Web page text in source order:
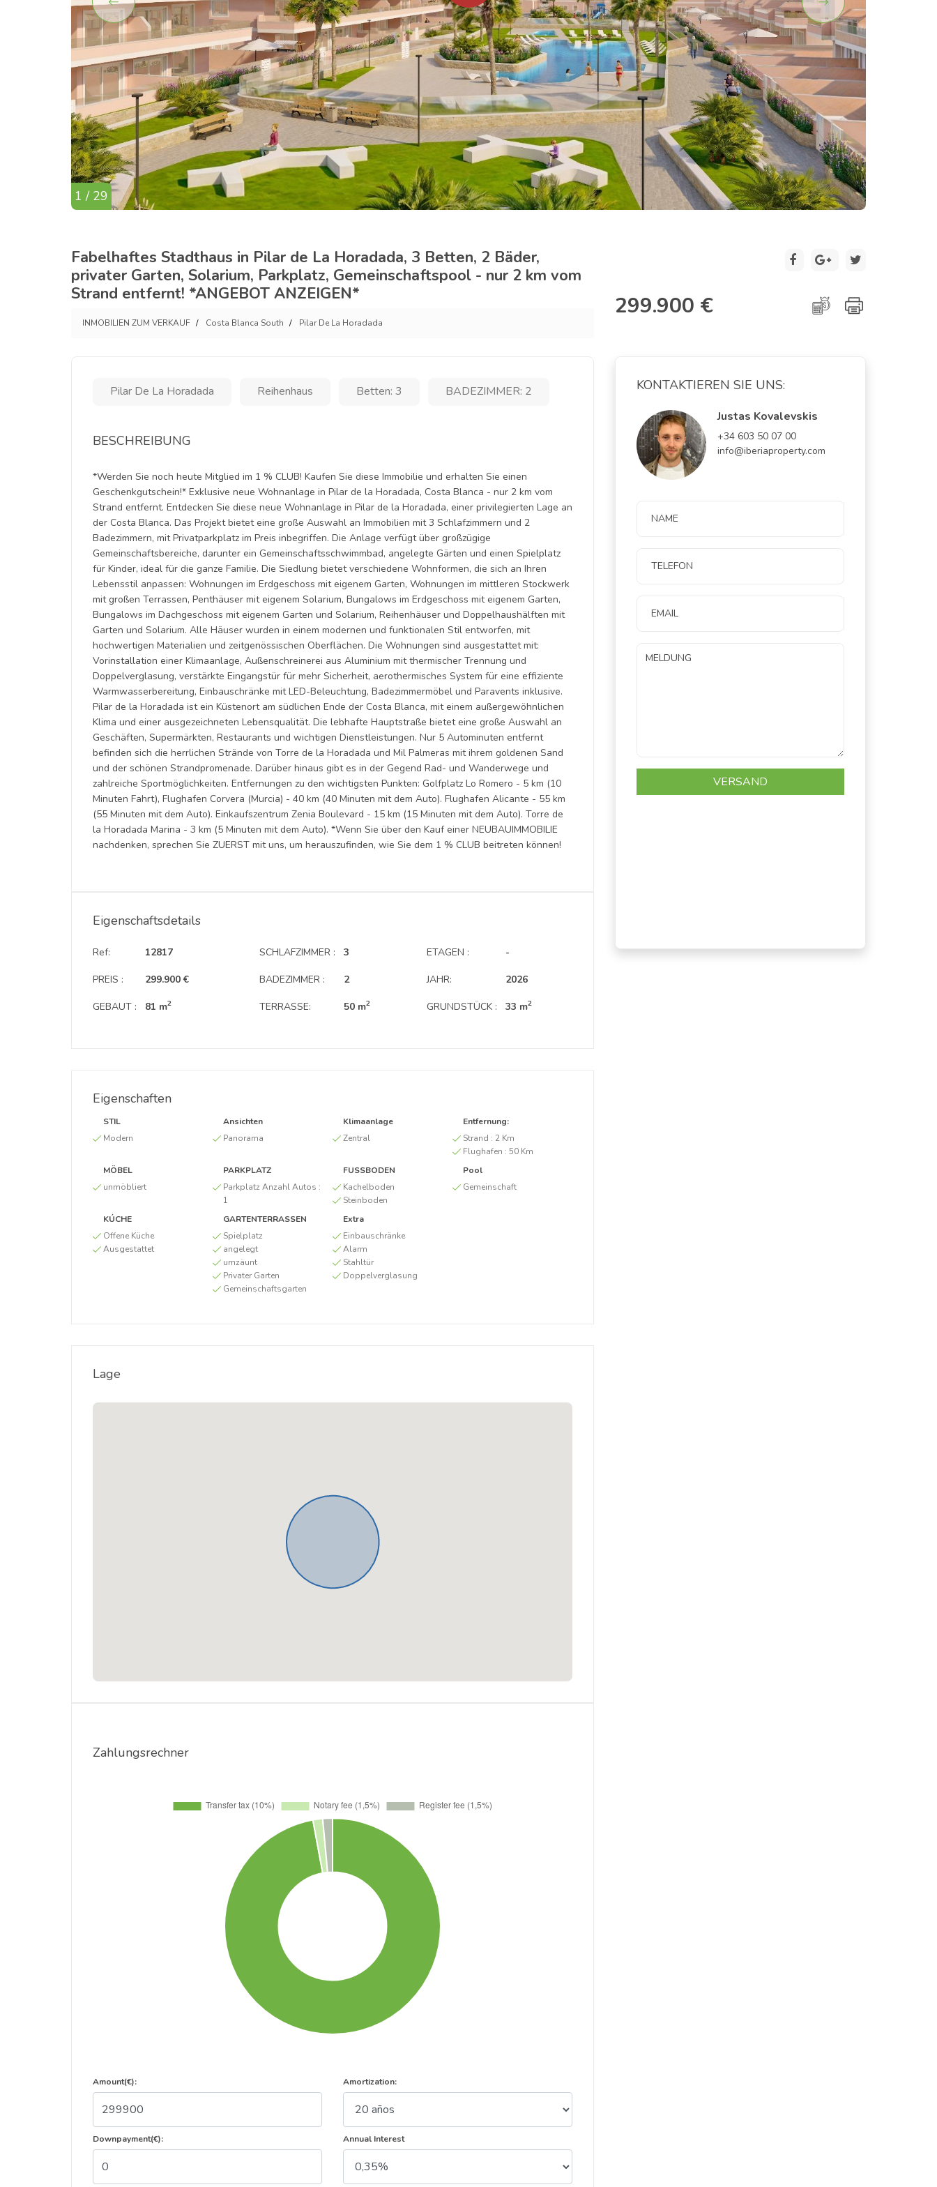
1 / 29
Fabelhaftes Stadthaus in Pilar de La Horadada, 3 Betten, 2 Bäder,
privater Garten, Solarium, Parkplatz, Gemeinschaftspool - nur 2 km vom
Strand entfernt! *ANGEBOT ANZEIGEN*
INMOBILIEN ZUM VERKAUF Costa Blanca South Pilar De La Horadada
299.900 €
Pilar De La Horadada Reihenhaus Betten: 3 BADEZIMMER: 2
BESCHREIBUNG
*Werden Sie noch heute Mitglied im 1 % CLUB! Kaufen Sie diese Immobilie und erhalten Sie einen
Geschenkgutschein!* Exklusive neue Wohnanlage in Pilar de la Horadada, Costa Blanca - nur 2 km vom
Strand entfernt. Entdecken Sie diese neue Wohnanlage in Pilar de la Horadada, einer privilegierten Lage an
der Costa Blanca. Das Projekt bietet eine große Auswahl an Immobilien mit 3 Schlafzimmern und 2
Badezimmern, mit Privatparkplatz im Preis inbegriffen. Die Anlage verfügt über großzügige
Gemeinschaftsbereiche, darunter ein Gemeinschaftsschwimmbad, angelegte Gärten und einen Spielplatz
für Kinder, ideal für die ganze Familie. Die Siedlung bietet verschiedene Wohnformen, die sich an Ihren
Lebensstil anpassen: Wohnungen im Erdgeschoss mit eigenem Garten, Wohnungen im mittleren Stockwerk
mit großen Terrassen, Penthäuser mit eigenem Solarium, Bungalows im Erdgeschoss mit eigenem Garten,
Bungalows im Dachgeschoss mit eigenem Garten und Solarium, Reihenhäuser und Doppelhaushälften mit
Garten und Solarium. Alle Häuser wurden in einem modernen und funktionalen Stil entworfen, mit
hochwertigen Materialien und zeitgenössischen Oberflächen. Die Wohnungen sind ausgestattet mit:
Vorinstallation einer Klimaanlage, Außenschreinerei aus Aluminium mit thermischer Trennung und
Doppelverglasung, verstärkte Eingangstür für mehr Sicherheit, aerothermisches System für eine effiziente
Warmwasserbereitung, Einbauschränke mit LED-Beleuchtung, Badezimmermöbel und Paravents inklusive.
Pilar de la Horadada ist ein Küstenort am südlichen Ende der Costa Blanca, mit einem außergewöhnlichen
Klima und einer ausgezeichneten Lebensqualität. Die lebhafte Hauptstraße bietet eine große Auswahl an
Geschäften, Supermärkten, Restaurants und wichtigen Dienstleistungen. Nur 5 Autominuten entfernt
befinden sich die herrlichen Strände von Torre de la Horadada und Mil Palmeras mit ihrem goldenen Sand
und der schönen Strandpromenade. Darüber hinaus gibt es in der Gegend Rad- und Wanderwege und
zahlreiche Sportmöglichkeiten. Entfernungen zu den wichtigsten Punkten: Golfplatz Lo Romero - 5 km (10
Minuten Fahrt), Flughafen Corvera (Murcia) - 40 km (40 Minuten mit dem Auto). Flughafen Alicante - 55 km
(55 Minuten mit dem Auto). Einkaufszentrum Zenia Boulevard - 15 km (15 Minuten mit dem Auto). Torre de
la Horadada Marina - 3 km (5 Minuten mit dem Auto). *Wenn Sie über den Kauf einer NEUBAUIMMOBILIE
nachdenken, sprechen Sie ZUERST mit uns, um herauszufinden, wie Sie dem 1 % CLUB beitreten können!
Eigenschaftsdetails
Ref:
PREIS :
GEBAUT :
12817
299.900 €
81 m2
SCHLAFZIMMER :
BADEZIMMER :
TERRASSE:
3
2
50 m2
ETAGEN :
JAHR:
GRUNDSTÜCK :
-
2026
33 m2
Eigenschaften
STIL
Modern
Ansichten
Panorama
Klimaanlage
Zentral
Entfernung:
Strand : 2 Km
Flughafen : 50 Km
MÖBEL
unmöbliert
PARKPLATZ
Parkplatz Anzahl Autos :
1
FUSSBODEN
Kachelboden
Steinboden
Pool
Gemeinschaft
KÚCHE
Offene Küche
Ausgestattet
GARTENTERRASSEN
Spielplatz
angelegt
umzäunt
Privater Garten
Gemeinschaftsgarten
Extra
Einbauschränke
Alarm
Stahltür
Doppelverglasung
Lage
Zahlungsrechner
Amount(€):
Downpayment(€):
Amortization:
Annual Interest
KONTAKTIEREN SIE UNS:
Justas Kovalevskis
+34 603 50 07 00
info@iberiaproperty.com